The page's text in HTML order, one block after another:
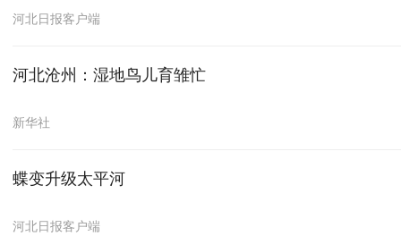
河北日报客户端
河北沧州：湿地鸟儿育雏忙
新华社
蝶变升级太平河
河北日报客户端